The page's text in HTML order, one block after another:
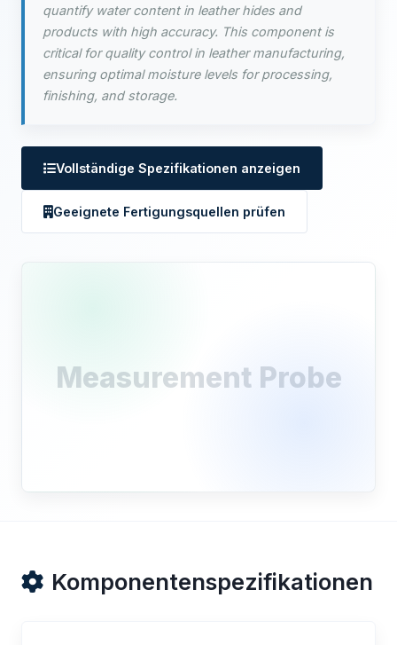
quantify water content in leather hides and
products with high accuracy. This component is
critical for quality control in leather manufacturing,
ensuring optimal moisture levels for processing,
finishing, and storage.
Vollständige Spezifikationen anzeigen
Geeignete Fertigungsquellen prüfen
Measurement Probe
Komponentenspezifikationen